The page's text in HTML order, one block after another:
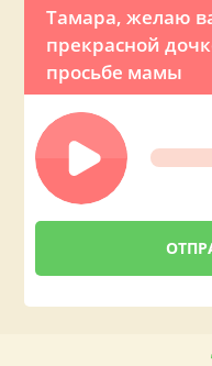
Тамара, желаю
прекрасной
просьбе мамы